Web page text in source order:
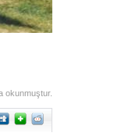
okunmuştur.